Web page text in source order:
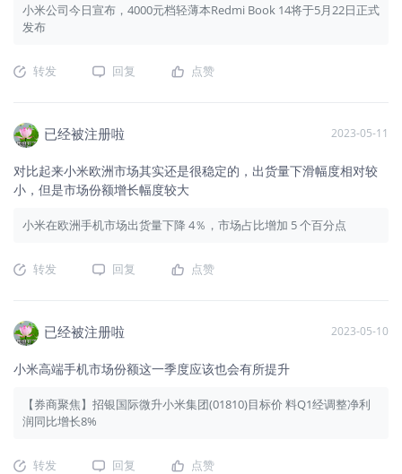
小米公司今日宣布，4000元档轻薄本Redmi Book 14将于5月22日正式
发布
转发 回复 点赞
已经被注册啦 2023-05-11
对比起来小米欧洲市场其实还是很稳定的，出货量下滑幅度相对较
小，但是市场份额增长幅度较大
小米在欧洲手机市场出货量下降 4％，市场占比增加 5 个百分点
转发 回复 点赞
已经被注册啦 2023-05-10
小米高端手机市场份额这一季度应该也会有所提升
【券商聚焦】招银国际微升小米集团(01810)目标价 料Q1经调整净利
润同比增长8%
转发 回复 点赞